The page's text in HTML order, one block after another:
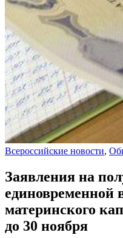
Всероссийские новости,
Заявления на
единовременной
материнского
до 30 ноября